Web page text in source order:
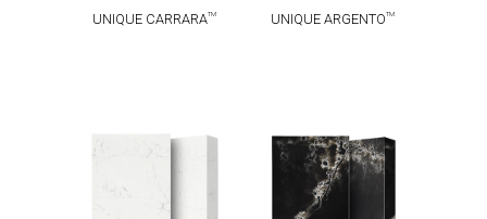
UNIQUE CARRARATM UNIQUE ARGENTOTM
UNIQUE
ICE BLACKTM